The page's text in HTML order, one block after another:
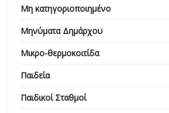
Μη κατηγοριοποιημένο
Μηνύματα Δημάρχου
Μικρο-θερμοκοιτίδα
Παιδεία
Παιδικοί Σταθμοί